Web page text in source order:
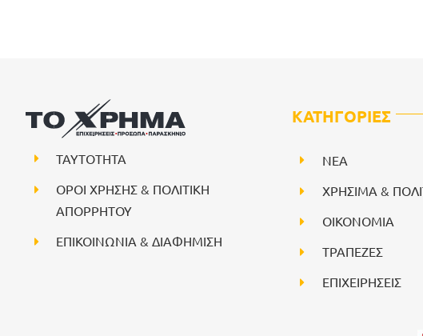
ΤΑΥΤΟΤΗΤΑ
ΟΡΟΙ ΧΡΗΣΗΣ & ΠΟΛΙΤΙΚΗ
ΑΠΟΡΡΗΤΟΥ
ΕΠΙΚΟΙΝΩΝΙΑ & ΔΙΑΦΗΜΙΣΗ
ΚΑΤΗΓΟΡΙΕΣ
NEA
ΧΡΗΣΙΜΑ &
ΟΙΚΟΝΟΜΙΑ
ΤΡΑΠΕΖΕΣ
ΕΠΙΧΕΙΡΗΣΕΙΣ